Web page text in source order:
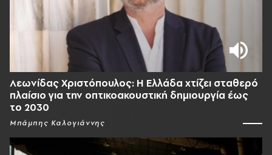
Λεωνίδας Χριστόπουλος: Η Ελλάδα χτίζει σταθερό
πλαίσιο για την οπτικοακουστική δημιουργία έως
το 2030
Μπάμπης Καλογιάννης